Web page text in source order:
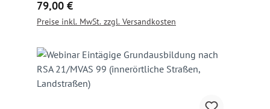
Regulärer Preis:
79,00 €
Preise inkl. MwSt. zzgl. Versandkosten